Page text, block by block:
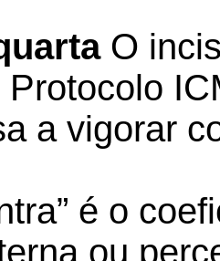
O
a vigorar
é o
ou